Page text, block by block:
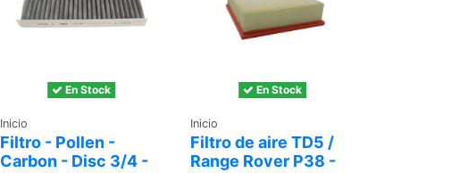
En Stock
Inicio
Filtro - Pollen -
Carbon - Disc 3/4 -
En Stock
Inicio
Filtro de aire TD5 /
Range Rover P38 -